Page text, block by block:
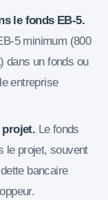
le fonds EB-5.
5 minimum (800
dans un fonds ou
entreprise
projet. Le fonds
le projet, souvent
bancaire